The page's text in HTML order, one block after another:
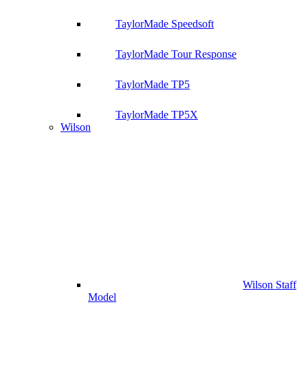
TaylorMade Speedsoft
TaylorMade Tour Response
TaylorMade TP5
TaylorMade TP5X
Wilson
Wilson Staff
Model